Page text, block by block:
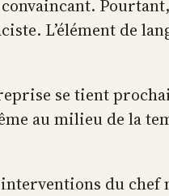
L’élément de
se tient
au milieu de la
du chef